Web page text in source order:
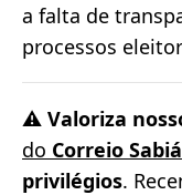
a falta de
processos
⚠️ Valoriza
do Correio Sabiá
privilégios.